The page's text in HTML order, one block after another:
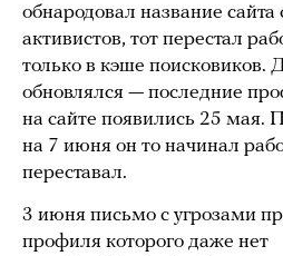
обнародовал название
активистов, тот перестал
только в кэше поисковиков.
обновлялся — последние
на сайте появились 25 мая.
на 7 июня он то начинал
переставал.
3 июня письмо с угрозами
профиля которого даже нет